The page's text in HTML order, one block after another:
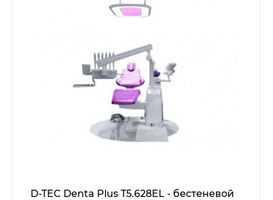
D-TEC Denta Plus T5.628EL - бестеневой